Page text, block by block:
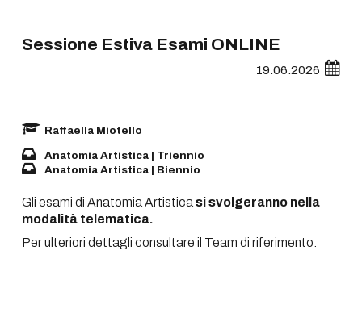
Sessione Estiva Esami ONLINE
19.06.2026
Raffaella Miotello
Anatomia Artistica | Triennio
Anatomia Artistica | Biennio
Gli esami di Anatomia Artistica si svolgeranno nella
modalità telematica.
Per ulteriori dettagli consultare il Team di riferimento.